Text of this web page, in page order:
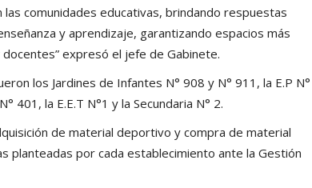
comunidades educativas, brindando respuestas
y aprendizaje, garantizando espacios más
expresó el jefe de Gabinete.
los Jardines de Infantes N° 908 y N° 911, la E.P N°
401, la E.E.T N°1 y la Secundaria N° 2.
de material deportivo y compra de material
planteadas por cada establecimiento ante la Gestión